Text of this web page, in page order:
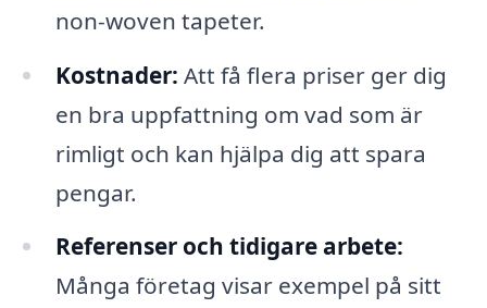
non-woven tapeter.
Kostnader: Att få flera priser ger dig
en bra uppfattning om vad som är
rimligt och kan hjälpa dig att spara
pengar.
Referenser och tidigare arbete:
Många företag visar exempel på sitt